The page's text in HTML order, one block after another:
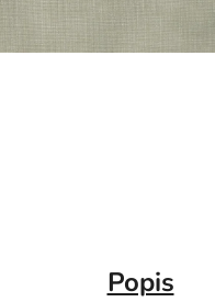
Popis